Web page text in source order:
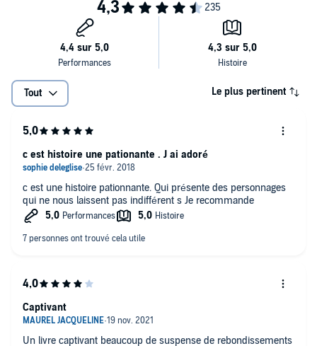
téléchargement.©2010 ILA. Traduit de l'anglais par Marie-Jo
Demoulin Astre (P)2017 Audible Studios
Tout Le plus pertinent
c est une histoire pationnante. Qui présente des personnages
qui ne nous laissent pas indifférent s Je recommande
c est histoire une pationante . J ai adoré
Un livre captivant beaucoup de suspense de rebondissements
Captivant